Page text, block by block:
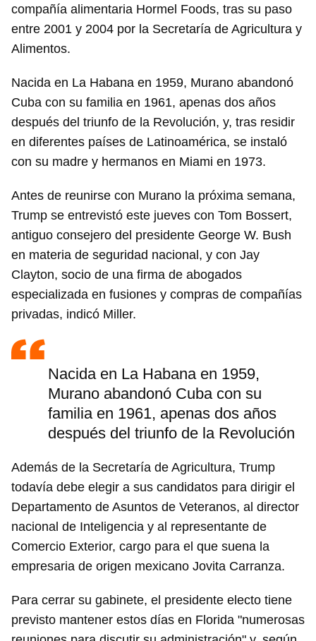
compañía alimentaria Hormel Foods, tras su paso
entre 2001 y 2004 por la Secretaría de Agricultura y
Alimentos.
Nacida en La Habana en 1959, Murano abandonó
Cuba con su familia en 1961, apenas dos años
después del triunfo de la Revolución, y, tras residir
en diferentes países de Latinoamérica, se instaló
con su madre y hermanos en Miami en 1973.
Antes de reunirse con Murano la próxima semana,
Trump se entrevistó este jueves con Tom Bossert,
antiguo consejero del presidente George W. Bush
en materia de seguridad nacional, y con Jay
Clayton, socio de una firma de abogados
especializada en fusiones y compras de compañías
privadas, indicó Miller.
Nacida en La Habana en 1959,
Murano abandonó Cuba con su
familia en 1961, apenas dos años
después del triunfo de la Revolución
Además de la Secretaría de Agricultura, Trump
todavía debe elegir a sus candidatos para dirigir el
Departamento de Asuntos de Veteranos, al director
nacional de Inteligencia y al representante de
Comercio Exterior, cargo para el que suena la
empresaria de origen mexicano Jovita Carranza.
Para cerrar su gabinete, el presidente electo tiene
previsto mantener estos días en Florida "numerosas